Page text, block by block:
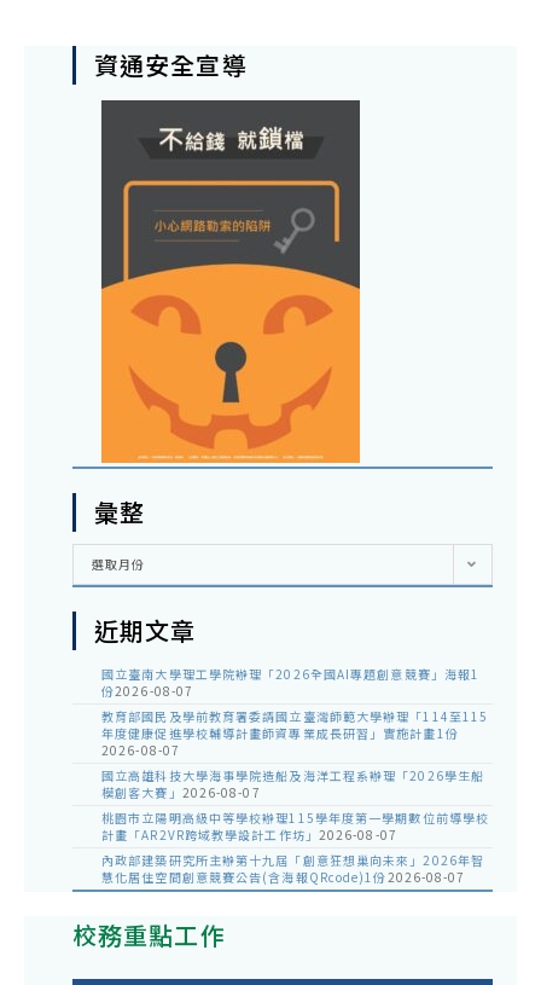
資通安全宣導
彙整
彙
選取月份
近期文章
國立臺南大學理工學院辦理「2026全國AI專題創意競賽」海報1
份2026-08-07
教育部國民及學前教育署委請國立臺灣師範大學辦理「114至115
年度健康促進學校輔導計畫師資專業成長研習」實施計畫1份
2026-08-07
國立高雄科技大學海事學院造船及海洋工程系辦理「2026學生船
模創客大賽」 2026-08-07
桃園市立陽明高級中等學校辦理115學年度第一學期數位前導學校
計畫「AR2VR跨域教學設計工作坊」 2026-08-07
內政部建築研究所主辦第十九屆「創意狂想巢向未來」2026年智
慧化居住空間創意競賽公告(含海報QRcode)1份2026-08-07
校務重點工作